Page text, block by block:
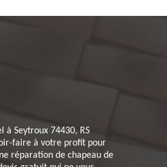
à Seytroux 74430, RS
faire à votre profit pour
réparation de chapeau de